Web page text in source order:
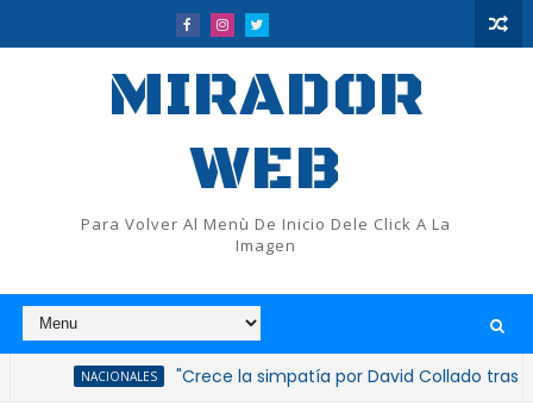
MIRADOR
WEB
Para Volver Al Menù De Inicio Dele Click A La
Imagen
"Crece la simpatía por David Collado tras nuevas